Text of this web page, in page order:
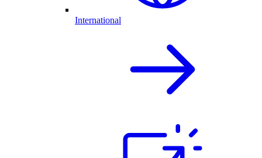
International